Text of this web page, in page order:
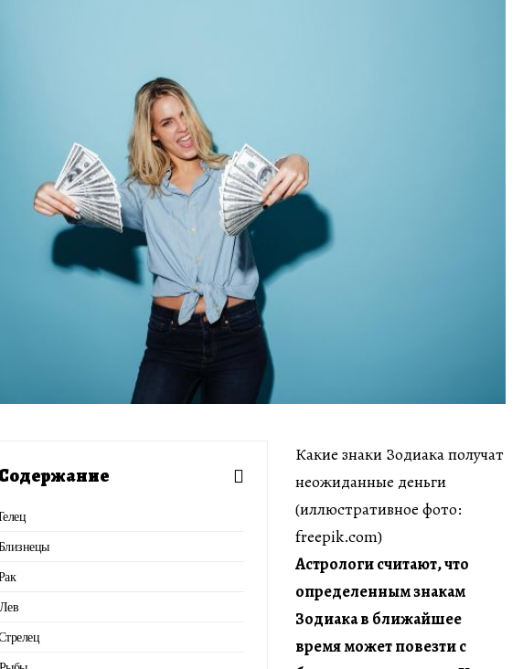
Лев
Какие знаки Зодиака получат
неожиданные деньги
(иллюстративное фото:
freepik.com)
Астрологи считают, что
определенным знакам
Зодиака в ближайшее
время может повезти с